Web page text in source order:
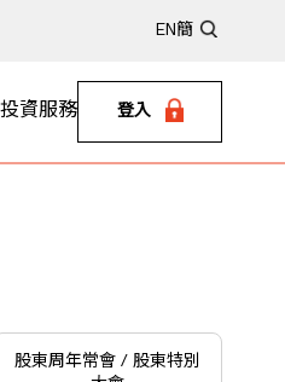
EN 簡
投資服務 登入
股東周年常會 / 股東特別